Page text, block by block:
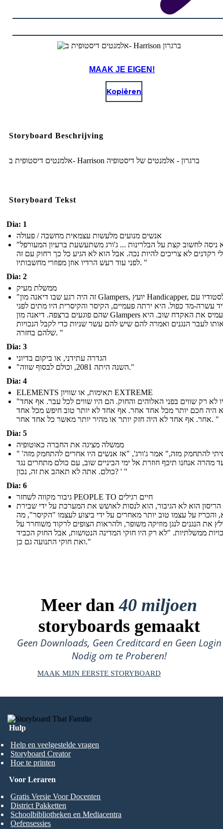
MAAK JE EIGEN!
Kopiëren
Storyboard Beschrijving
אלמנטים דיסטופית ב- Harrison ברגרון - אלמנטים של דיסטופיה
Storyboard Tekst
Dia: 1
אנשים מנועים מלעשות עצמאית מחשבה / פעולה
"הוא ניסה לחשוב קצת על הבלרינות ... ג'ורג משתעשעת ברעיון המעורפל
רקדנים לא צריכים להיות נכה. אבל הוא לא הגיע כל כך רחוק עם זה
לפני עוד רעש הרדיו אוזן מפוזרי מחשבותיו. "
Dia: 2
ממשלת מעיק
"זה היה רגע שבו דיאנה מון Glampers, יועץ Handicapper, נכנס לסטודיו עם
עשרה-מד כפול. היא ירתה פעמיים, הקיסר והקיסרית היו מתים לפני
שהם פוגעים ברצפה. דיאנה מון Glampers העמיס את האקדח שוב. היא
אותו לעבר הנגנים ואמרה להם שיש להם עשר שניות כדי לקבל הנכויות
שלהם בחזרה. "
Dia: 3
הגדרה עתידני, או ביקום בדיוני
"השנה היתה 2081, וכולם לבסוף שווה."
Dia: 4
ELEMENTS תאימות, או שוויון EXTREME
"הם היו לא רק שווים בפני האלוהים והחוק. הם היו שווים לכל עבר. אף אחד
היה חכם יותר מכל אחד אחר. אף אחד לא יותר טוב חיפש מכל אחד
אחר. אף אחד לא היה חזק יותר או מהיר יותר מאשר כל אחד אחר. "
Dia: 5
ממשלה מציגה את החברה כאוטופיה
" 'אם ניסיתי להתחמק מזה," אמר ג'ורג', "אז אנשים היו אחרים להתחמק מזה
מהרה אנחנו תיכף חוזרת אל ימי הביניים שוב, עם כולם מתחרים נגד
כולם. אתה לא תאהב את זה, נכון? ' "
Dia: 6
גיבור מקווה לשחזר PEOPLE TO חיים רגילים
הריסון הוא לא הגיבור, הוא לנסות לאושש את המערכת על ידי שבירת
והכריז על עצמו טוב יותר מאחרים על ידי ביצוע לעצמו "הקיסר", מה
את הנגנים לנגן מוזיקה משופר, ולהראות הצופים לרקוד משוחרר על
ממשלתיות. "לא רק היו חוקי המדינה הנטושות, אבל החוק הכביד
ואת חוקי התנועה גם כן."
Meer dan40 miljoen
storyboards gemaakt
Geen Downloads, Geen Creditcard en Geen Login
Nodig om te Proberen!
MAAK MIJN EERSTE STORYBOARD
Hulp
Help en veelgestelde vragen
Storyboard Creator
Hoe te printen
Voor Leraren
Gratis Versie Voor Docenten
District Pakketten
Schoolbibliotheken en Mediacentra
Oefensessies